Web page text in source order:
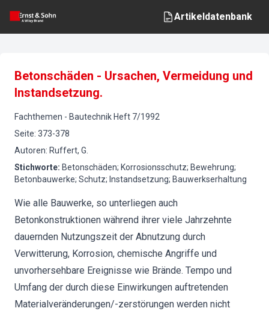
Artikeldatenbank
Betonschäden - Ursachen, Vermeidung und
Instandsetzung.
Fachthemen - Bautechnik Heft 7/1992
Seite: 373-378
Autoren: Ruffert, G.
Stichworte: Betonschäden; Korrosionsschutz; Bewehrung;
Betonbauwerke; Schutz; Instandsetzung; Bauwerkserhaltung
Wie alle Bauwerke, so unterliegen auch
Betonkonstruktionen während ihrer viele Jahrzehnte
dauernden Nutzungszeit der Abnutzung durch
Verwitterung, Korrosion, chemische Angriffe und
unvorhersehbare Ereignisse wie Brände. Tempo und
Umfang der durch diese Einwirkungen auftretenden
Materialveränderungen/-zerstörungen werden nicht